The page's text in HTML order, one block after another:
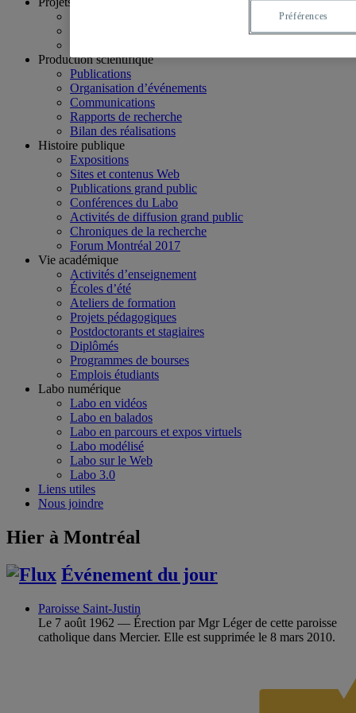
Production scientifique
Publications
Organisation d’événements
Communications
Rapports de recherche
Bilan des réalisations
Histoire publique
Expositions
Sites et contenus Web
Publications grand public
Conférences du Labo
Activités de diffusion grand public
Chroniques de la recherche
Forum Montréal 2017
Vie académique
Activités d’enseignement
Écoles d’été
Ateliers de formation
Projets pédagogiques
Postdoctorants et stagiaires
Diplômés
Programmes de bourses
Emplois étudiants
Labo numérique
Labo en vidéos
Labo en balados
Labo en parcours et expos virtuels
Labo modélisé
Labo sur le Web
Labo 3.0
Liens utiles
Nous joindre
Hier à Montréal
Événement du jour
Paroisse Saint-Justin
Le 7 août 1962 — Érection par Mgr Léger de cette paroisse
catholique dans Mercier. Elle est supprimée le 8 mars 2010.
Préférences